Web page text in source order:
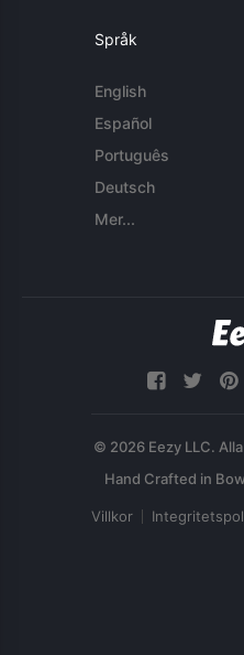
Språk
English
Español
Português
Deutsch
Mer...
© 2026 Eezy LLC.
Villkor